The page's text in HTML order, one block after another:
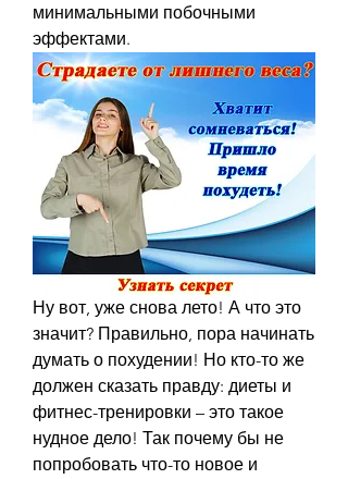
минимальными побочными
эффектами.
Ну вот, уже снова лето! А что это
значит? Правильно, пора начинать
думать о похудении! Но кто-то же
должен сказать правду: диеты и
фитнес-тренировки – это такое
нудное дело! Так почему бы не
попробовать что-то новое и